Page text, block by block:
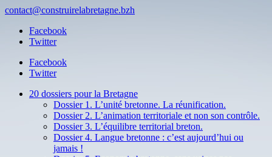
contact@construirelabretagne.bzh
Facebook
Twitter
Facebook
Twitter
20 dossiers pour la Bretagne
Dossier 1. L’unité bretonne. La réunification.
Dossier 2. L’animation territoriale et non son contrôle.
Dossier 3. L’équilibre territorial breton.
Dossier 4. Langue bretonne : c’est aujourd’hui ou
jamais !